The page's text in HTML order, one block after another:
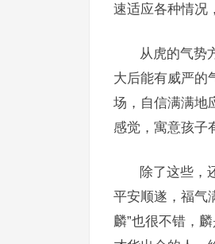
速适应各种情况
从虎的气势
大后能有威严的
场，自信满满地
感觉，寓意孩子
除了这些，
平安顺遂，福气
麟”也很不错，